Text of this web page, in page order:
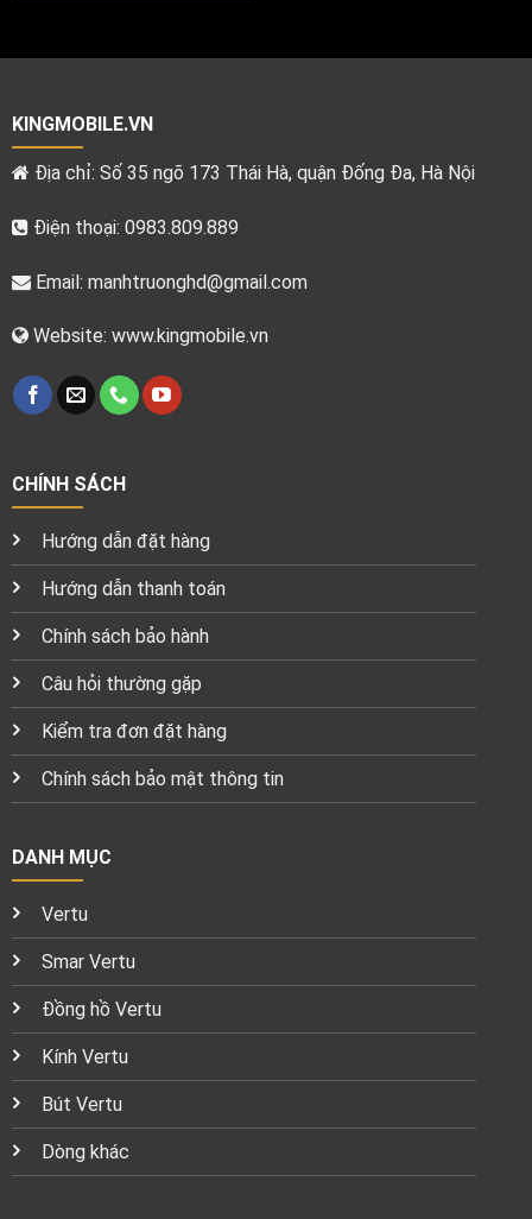
KINGMOBILE.VN
Địa chỉ: Số 35 ngõ 173 Thái Hà, quận Đống Đa, Hà Nội
Điện thoại: 0983.809.889
Email: manhtruonghd@gmail.com
Website: www.kingmobile.vn
CHÍNH SÁCH
Hướng dẫn đặt hàng
Hướng dẫn thanh toán
Chính sách bảo hành
Câu hỏi thường gặp
Kiểm tra đơn đặt hàng
Chính sách bảo mật thông tin
DANH MỤC
Vertu
Smar Vertu
Đồng hồ Vertu
Kính Vertu
Bút Vertu
Dòng khác